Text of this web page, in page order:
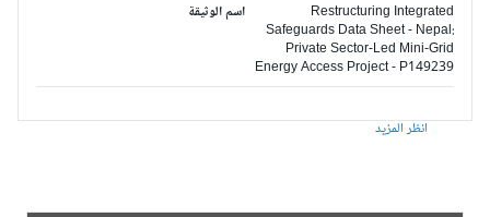
اسم الوثيقة
Restructuring Integrated
Safeguards Data Sheet - Nepal:
Private Sector-Led Mini-Grid
Energy Access Project - P149239
انظر المزيد